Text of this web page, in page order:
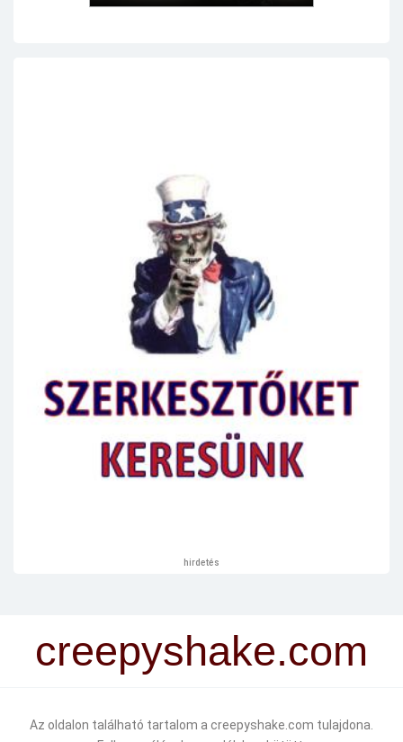
hirdetés
creepyshake.com
Az oldalon található tartalom a creepyshake.com tulajdona.